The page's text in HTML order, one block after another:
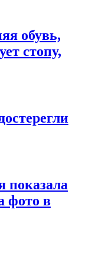
обувь,
стопу,
показала
фото в